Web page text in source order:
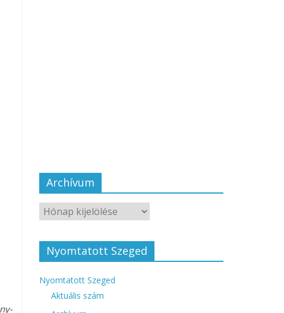
Archívum
Nyomtatott Szeged
Nyomtatott Szeged
Aktuális szám